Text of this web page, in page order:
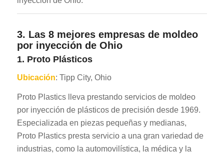
3. Las 8 mejores empresas de moldeo
por inyección de Ohio
1. Proto Plásticos
Ubicación: Tipp City, Ohio
Proto Plastics lleva prestando servicios de moldeo
por inyección de plásticos de precisión desde 1969.
Especializada en piezas pequeñas y medianas,
Proto Plastics presta servicio a una gran variedad de
industrias, como la automovilística, la médica y la